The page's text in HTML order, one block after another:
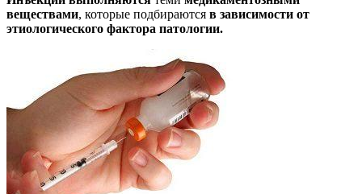
веществами, которые подбираются в зависимости от
этиологического фактора патологии.